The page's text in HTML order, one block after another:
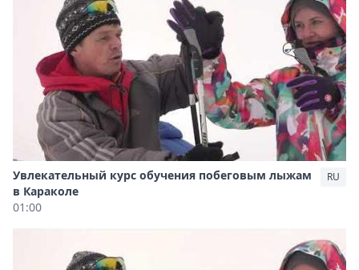
Увлекательный курс обучения побеговым лыжам
в Караколе
01:00
RU